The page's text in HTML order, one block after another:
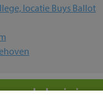
locatie Buys Ballot
scholen in jouw